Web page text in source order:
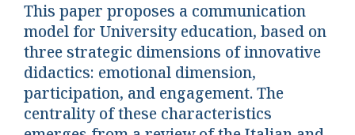
This paper proposes a communication
model for University education, based on
three strategic dimensions of innovative
didactics: emotional dimension,
participation, and engagement. The
centrality of these characteristics